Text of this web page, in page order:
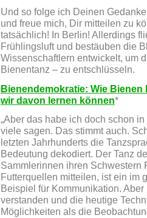
Und so folge ich Deinen
und freue mich, Dir mitteilen zu
tatsächlich! In Berlin! Allerdings
Frühlingsluft und bestäuben die
Wissenschaftlern entwickelt, um
Bienentanz – zu entschlüsseln.
Bienendemokratie: Wie
wir davon lernen können*
„Aber das habe ich doch schon
viele sagen. Das stimmt auch.
letzten Jahrhunderts die
Bedeutung dekodiert. Der Tanz
Sammlerinnen ihren Schwestern
Futterquellen mitteilen, ist ein im
Beispiel für Kommunikation.
verstanden und die heutige
Möglichkeiten als die